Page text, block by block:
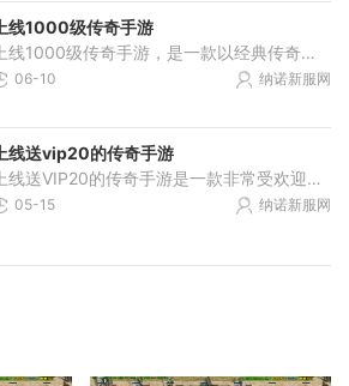
上线1000级传奇手游
上线1000级传奇手游，是一款以经典传奇为题材的手机游戏。该游戏以其复古的画风和丰富的玩法吸引了众多传奇游戏迷。我们将详细介绍这款游戏的具体玩法。上线1000级传奇手游的角色
06-10 纳诺新服网
上线送vip20的传奇手游
上线送VIP20的传奇手游是一款非常受欢迎的手机游戏，拥有许多令人兴奋的玩法和丰富多样的游戏内容。作为一名玩家，你将体验到无与伦比的游戏乐趣和刺激。中文文章，内容不低于
05-15 纳诺新服网